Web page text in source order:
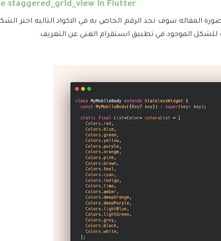
staggered_grid_view in Flutter
سوف تجد الرقم الخاص به في الاكواد التاليه اختر
الموجود في تطبيق انستقرام الغني عن التعريف .